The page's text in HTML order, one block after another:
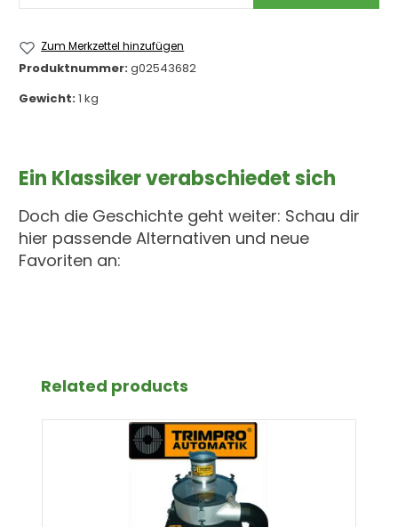
Zum Merkzettel hinzufügen
Produktnummer:g02543682
Gewicht:1 kg
Ein Klassiker verabschiedet sich
Doch die Geschichte geht weiter: Schau dir
hier passende Alternativen und neue
Favoriten an:
Produktgalerie überspringen
Related products